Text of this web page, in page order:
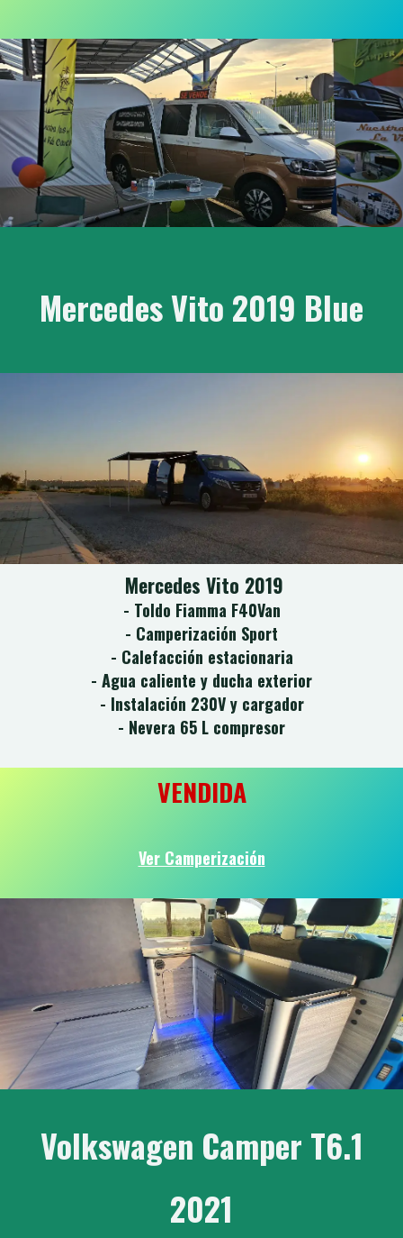
Mercedes Vito 2019 Blue
Mercedes Vito 2019
- Toldo Fiamma F40Van
- Camperización Sport
- Calefacción estacionaria
- Agua caliente y ducha exterior
- Instalación 230V y cargador
- Nevera 65 L compresor
VENDIDA
Ver Camperización
Volkswagen Camper T6.1
2021